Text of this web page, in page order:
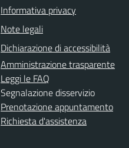
Informativa privacy
Note legali
Dichiarazione di accessibilità
Amministrazione trasparente
Leggi le FAQ
Segnalazione disservizio
Prenotazione appuntamento
Richiesta d'assistenza